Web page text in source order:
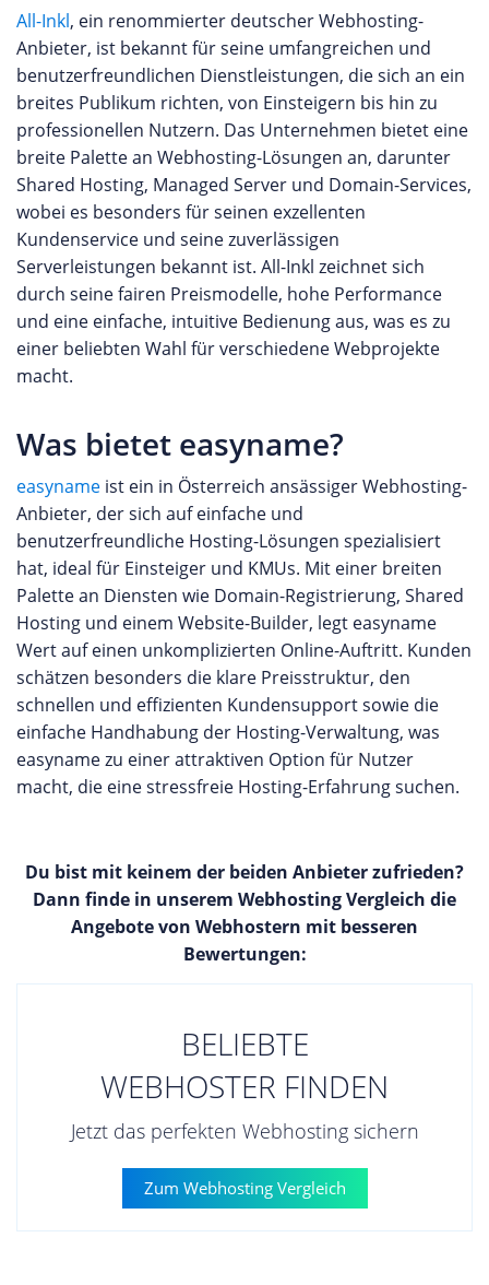
All-Inkl, ein renommierter deutscher Webhosting-
Anbieter, ist bekannt für seine umfangreichen und
benutzerfreundlichen Dienstleistungen, die sich an ein
breites Publikum richten, von Einsteigern bis hin zu
professionellen Nutzern. Das Unternehmen bietet eine
breite Palette an Webhosting-Lösungen an, darunter
Shared Hosting, Managed Server und Domain-Services,
wobei es besonders für seinen exzellenten
Kundenservice und seine zuverlässigen
Serverleistungen bekannt ist. All-Inkl zeichnet sich
durch seine fairen Preismodelle, hohe Performance
und eine einfache, intuitive Bedienung aus, was es zu
einer beliebten Wahl für verschiedene Webprojekte
macht.
Was bietet easyname?
easyname ist ein in Österreich ansässiger Webhosting-
Anbieter, der sich auf einfache und
benutzerfreundliche Hosting-Lösungen spezialisiert
hat, ideal für Einsteiger und KMUs. Mit einer breiten
Palette an Diensten wie Domain-Registrierung, Shared
Hosting und einem Website-Builder, legt easyname
Wert auf einen unkomplizierten Online-Auftritt. Kunden
schätzen besonders die klare Preisstruktur, den
schnellen und effizienten Kundensupport sowie die
einfache Handhabung der Hosting-Verwaltung, was
easyname zu einer attraktiven Option für Nutzer
macht, die eine stressfreie Hosting-Erfahrung suchen.
Du bist mit keinem der beiden Anbieter zufrieden?
Dann finde in unserem Webhosting Vergleich die
Angebote von Webhostern mit besseren
Bewertungen:
BELIEBTE
WEBHOSTER FINDEN
Jetzt das perfekten Webhosting sichern
Zum Webhosting Vergleich